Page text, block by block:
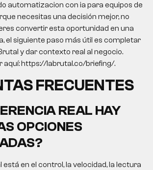
automatizacion con ia para equipos de
necesitas una decisión mejor, no
convertir esta oportunidad en una
el siguiente paso más útil es completar
y dar contexto real al negocio.
aquí: https://labrutal.co/briefing/.
FRECUENTES
REAL HAY
OPCIONES
está en el control, la velocidad, la lectura